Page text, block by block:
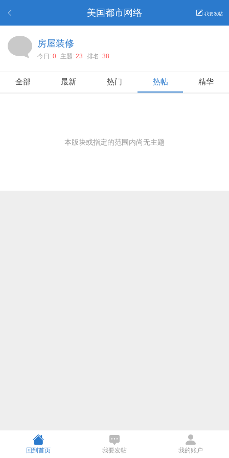
美国都市网络 我要发帖
房屋装修
今日: 0 主题: 23 排名: 38
全部 最新 热门 热帖 精华
本版块或指定的范围内尚无主题
回到首页 我要发帖 我的账户